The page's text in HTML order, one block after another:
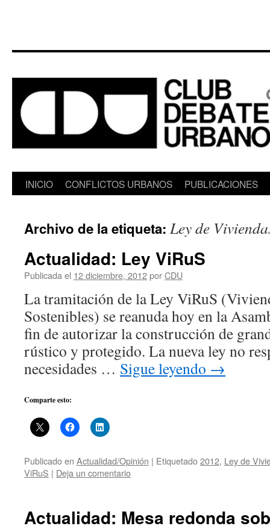
Saltar
contenido
INICIO CONFLICTOS URBANOS PUBLICACIONES
Archivo de la etiqueta: Ley de
Actualidad: Ley ViRuS
Publicada el 12 diciembre, 2012porCDU
La tramitación de la Ley ViRuS
Sostenibles) se reanuda hoy en la
fin de autorizar la construcción de
rústico y protegido. La nueva ley no
necesidades … Sigue leyendo →
Comparte esto:
Publicado en Actualidad/Opinión | Etiquetado2012, Ley de
ViRuS | Deja un comentario
Actualidad: Mesa redonda